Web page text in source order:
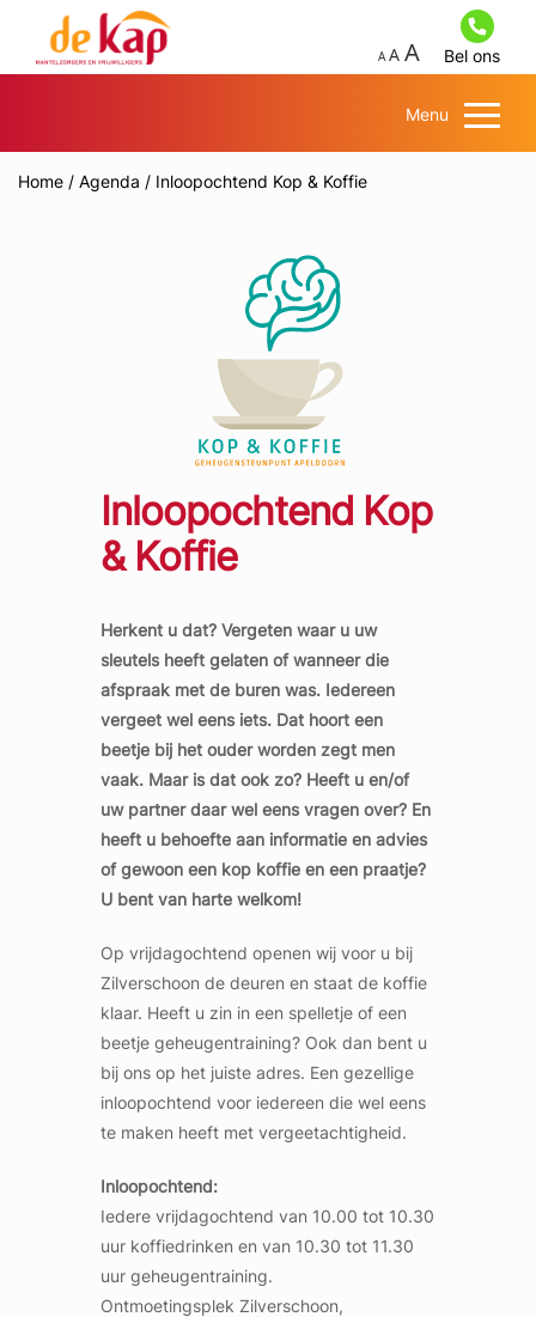
Bel ons
Menu
Home / Agenda / Inloopochtend Kop & Koffie
Inloopochtend Kop
& Koffie
Herkent u dat? Vergeten waar u uw
sleutels heeft gelaten of wanneer die
afspraak met de buren was. Iedereen
vergeet wel eens iets. Dat hoort een
beetje bij het ouder worden zegt men
vaak. Maar is dat ook zo? Heeft u en/of
uw partner daar wel eens vragen over? En
heeft u behoefte aan informatie en advies
of gewoon een kop koffie en een praatje?
U bent van harte welkom!
Op vrijdagochtend openen wij voor u bij
Zilverschoon de deuren en staat de koffie
klaar. Heeft u zin in een spelletje of een
beetje geheugentraining? Ook dan bent u
bij ons op het juiste adres. Een gezellige
inloopochtend voor iedereen die wel eens
te maken heeft met vergeetachtigheid.
Inloopochtend:
Iedere vrijdagochtend van 10.00 tot 10.30
uur koffiedrinken en van 10.30 tot 11.30
uur geheugentraining.
Ontmoetingsplek Zilverschoon,